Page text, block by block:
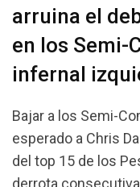
arruina el
en los Semi-
infernal
Bajar a los Semi-
esperado a Chris
del top 15 de los
derrota